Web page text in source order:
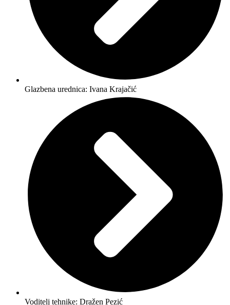
Glazbena urednica: Ivana Krajačić
Voditelj tehnike: Dražen Pezić